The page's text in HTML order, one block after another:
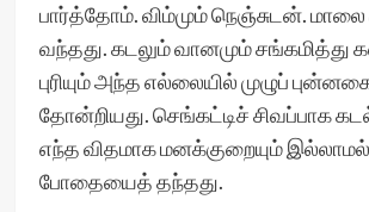
பார்த்தோம். விம்மும் நெஞ்சுடன். மாலை
வந்தது. கடலும் வானமும் சங்கமித்து
புரியும் அந்த எல்லையில் முழுப்
தோன்றியது. செங்கட்டிச் சிவப்பாக
எந்த விதமாக மனக்குறையும்
போதையைத் தந்தது.